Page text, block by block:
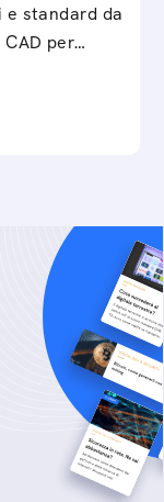
standard da
per…